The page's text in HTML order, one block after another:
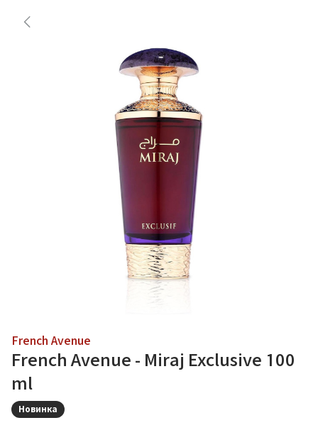
French Avenue
French Avenue - Miraj Exclusive 100
ml
Новинка